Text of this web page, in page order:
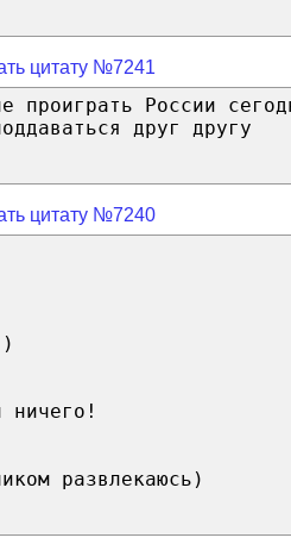
цитату №7241
проиграть России
друг другу
цитату №7240
ничего!
развлекаюсь)